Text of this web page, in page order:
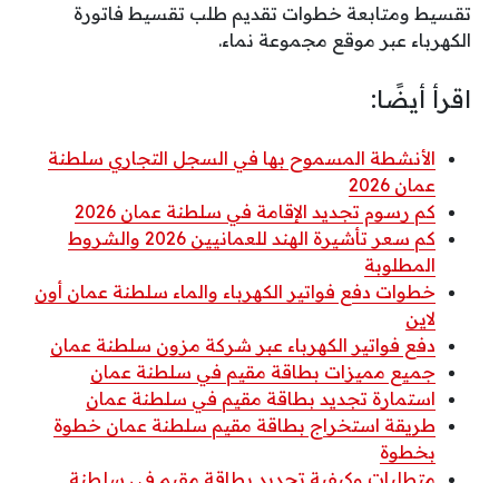
تقسيط ومتابعة خطوات تقديم طلب تقسيط فاتورة
الكهرباء عبر موقع مجموعة نماء.
اقرأ أيضًا:
الأنشطة المسموح بها في السجل التجاري سلطنة
عمان 2026
كم رسوم تجديد الإقامة في سلطنة عمان 2026
كم سعر تأشيرة الهند للعمانيين 2026 والشروط
المطلوبة
خطوات دفع فواتير الكهرباء والماء سلطنة عمان أون
لاين
دفع فواتير الكهرباء عبر شركة مزون سلطنة عمان
جميع مميزات بطاقة مقيم في سلطنة عمان
استمارة تجديد بطاقة مقيم في سلطنة عمان
طريقة استخراج بطاقة مقيم سلطنة عمان خطوة
بخطوة